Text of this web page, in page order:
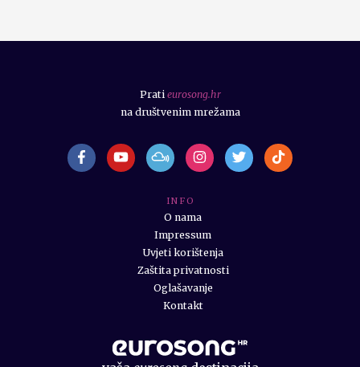
I N F O
O nama
Impressum
Uvjeti korištenja
Zaštita privatnosti
Oglašavanje
Kontakt
Prati eurosong.hr
na društvenim mrežama